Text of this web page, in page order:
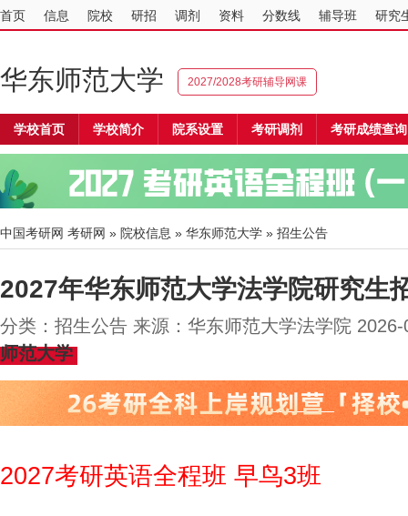
首页 信息 院校 研招 调剂 资料 分数线 辅导班 研究
华东师范大学 2027/2028考研辅导网课
学校首页 学校简介 院系设置 考研调剂 考研成绩查询
中国考研网 考研网 » 院校信息 » 华东师范大学 » 招生公告
2027年华东师范大学法学院研究生
分类：招生公告 来源：华东师范大学法学院
师范大学
2027考研英语全程班 早鸟3班